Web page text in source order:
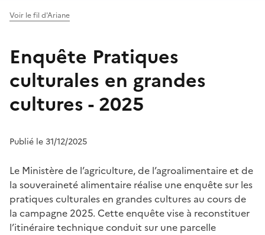
Voir le fil d'Ariane
Enquête Pratiques
culturales en grandes
cultures - 2025
Publié le 31/12/2025
Le Ministère de l’agriculture, de l’agroalimentaire et de
la souveraineté alimentaire réalise une enquête sur les
pratiques culturales en grandes cultures au cours de
la campagne 2025. Cette enquête vise à reconstituer
l’itinéraire technique conduit sur une parcelle